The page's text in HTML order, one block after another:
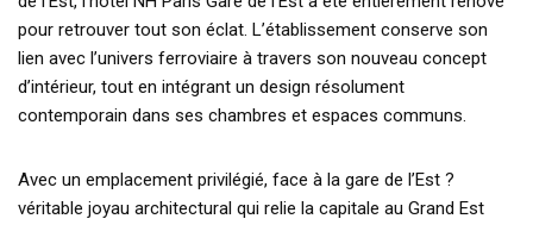
pour retrouver tout son éclat. L’établissement conserve son
lien avec l’univers ferroviaire à travers son nouveau concept
d’intérieur, tout en intégrant un design résolument
contemporain dans ses chambres et espaces communs.
Avec un emplacement privilégié, face à la gare de l’Est ?
véritable joyau architectural qui relie la capitale au Grand Est